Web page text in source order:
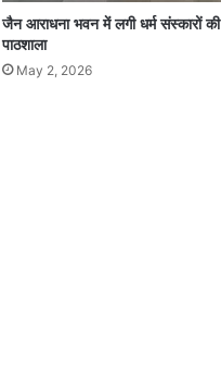
जैन आराधना भवन में लगी धर्म संस्कारों की
पाठशाला
May 2, 2026